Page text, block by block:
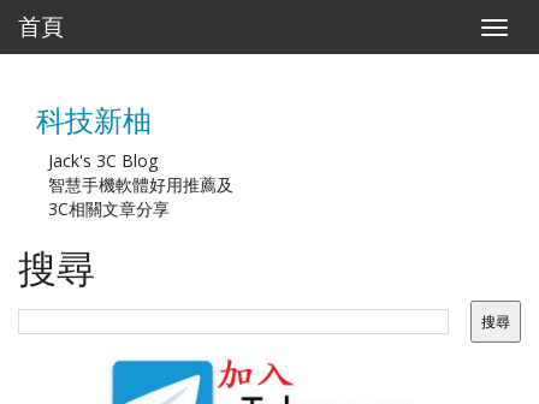
T
o
o
首頁
科技新柚
Jack's 3C Blog
智慧手機軟體好用推薦及
3C相關文章分享
搜尋